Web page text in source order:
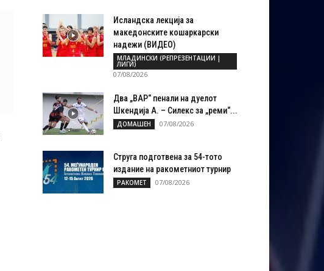
Исландска лекција за
македонските кошаркарски
надежи (ВИДЕО)
МЛАДИНСКИ (РЕПРЕЗЕНТАЦИИ |
ЛИГИ)
07/08/2026
Два „ВАР“ пенали на дуелот
Шкендија А. – Силекс за „реми“...
ДОМАШЕН 07/08/2026
Струга подготвена за 54-тото
издание на ракометниот турнир
РАКОМЕТ 07/08/2026